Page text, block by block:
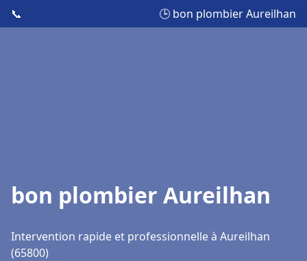
📞 🕒 bon plombier Aureilhan
bon plombier Aureilhan
Intervention rapide et professionnelle à Aureilhan
(65800)